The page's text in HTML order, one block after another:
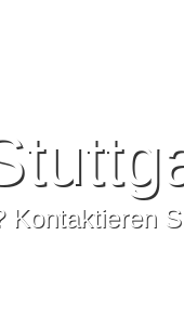
Kontaktieren